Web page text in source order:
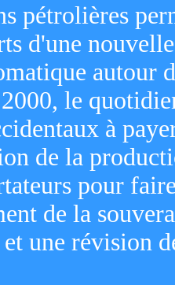
pétrolières
d'une
autour
le
à
de la
pour
de la
et une révision